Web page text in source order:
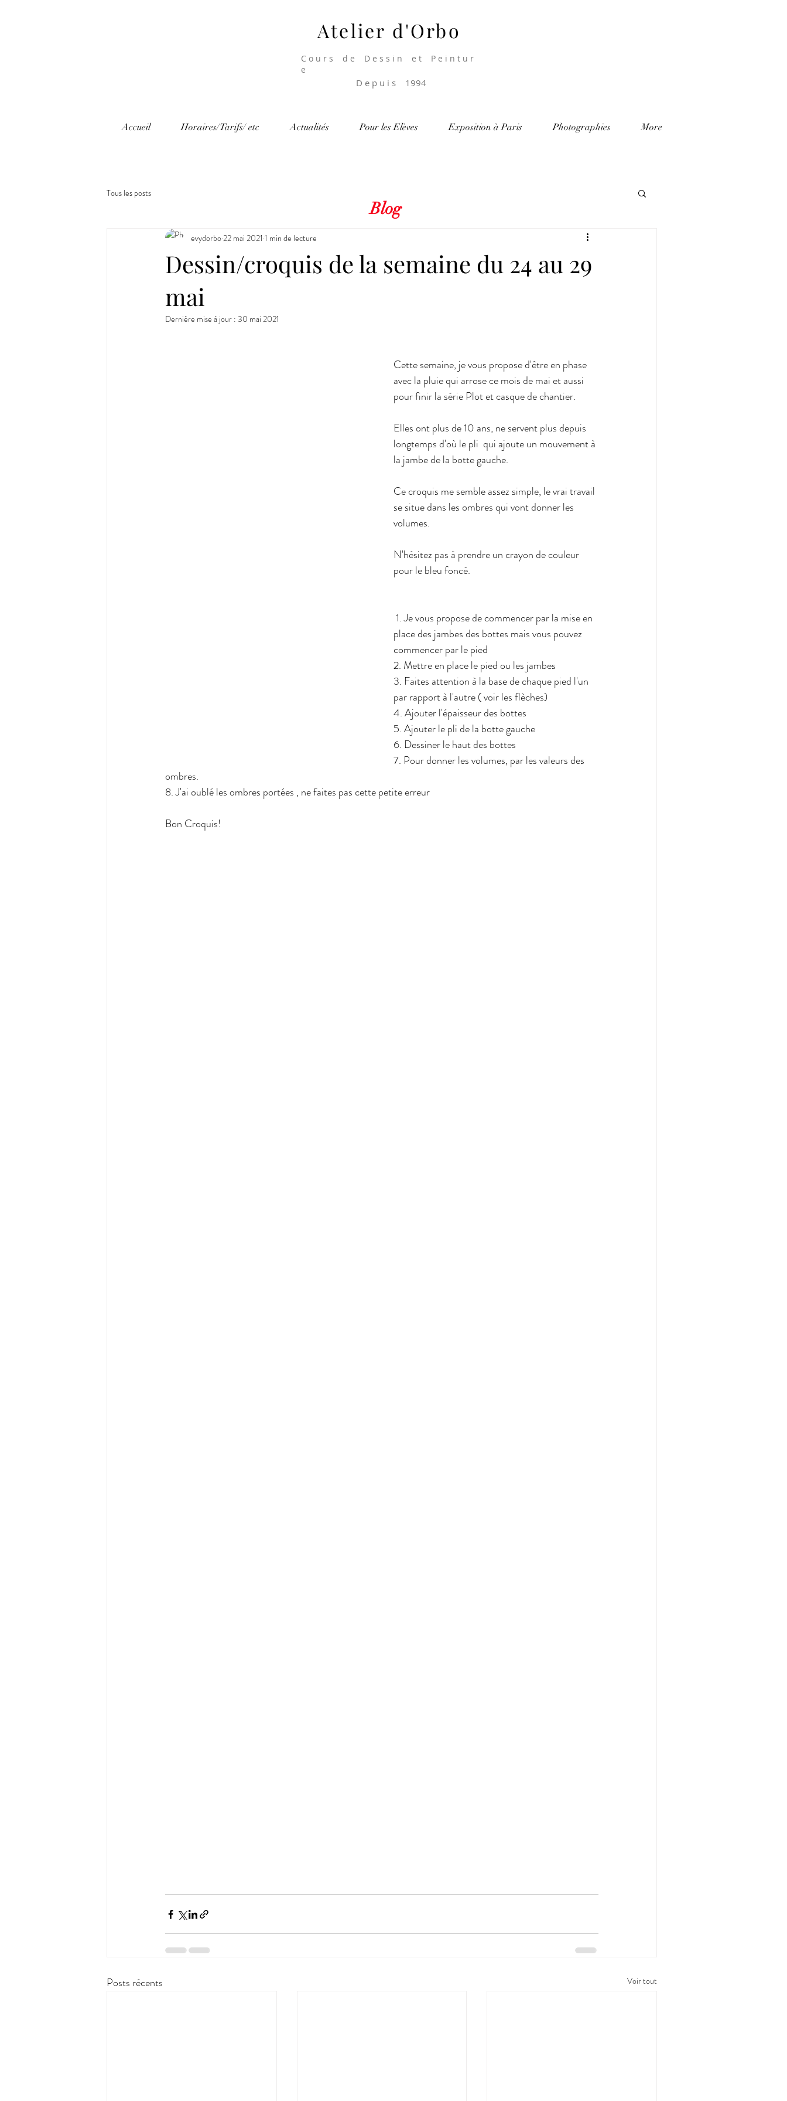
Atelier d'Orbo
C o u r s d e D e s s i n e t P e i n t u r
e
D e p u i s 1994
Accueil Horaires/Tarifs/ etc Actualités Pour les Elèves Exposition à Paris Photographies More
Tous les posts
Dessin/croquis de la semaine du 24 au 29
mai
evydorbo22 mai 2021 1 min de lecture
Dernière mise à jour : 30 mai 2021
Cette semaine, je vous propose d'être en phase
avec la pluie qui arrose ce mois de mai et aussi
pour finir la série Plot et casque de chantier.
Elles ont plus de 10 ans, ne servent plus depuis
longtemps d'où le pli  qui ajoute un mouvement à
la jambe de la botte gauche.
Ce croquis me semble assez simple, le vrai travail
se situe dans les ombres qui vont donner les
volumes.
N'hésitez pas à prendre un crayon de couleur
pour le bleu foncé.
place des jambes des bottes mais vous pouvez
commencer par le pied
2. Mettre en place le pied ou les jambes
3. Faites attention à la base de chaque pied l'un
par rapport à l'autre ( voir les flèches)
4. Ajouter l'épaisseur des bottes
5. Ajouter le pli de la botte gauche
6. Dessiner le haut des bottes
7. Pour donner les volumes, par les valeurs des
ombres.
8. J'ai oublé les ombres portées , ne faites pas cette petite erreur
Bon Croquis!
Posts récents Voir tout
Blog